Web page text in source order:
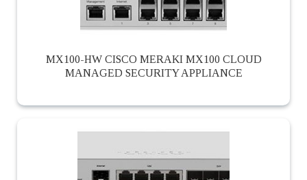
MX100-HW CISCO MERAKI MX100 CLOUD
MANAGED SECURITY APPLIANCE